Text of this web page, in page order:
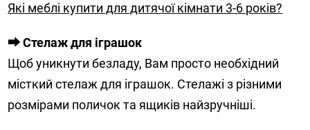
Які меблі купити для дитячої кімнати 3-6 років?
⮕ Стелаж для іграшок
Щоб уникнути безладу, Вам просто необхідний
місткий стелаж для іграшок. Стелажі з різними
розмірами поличок та ящиків найзручніші.